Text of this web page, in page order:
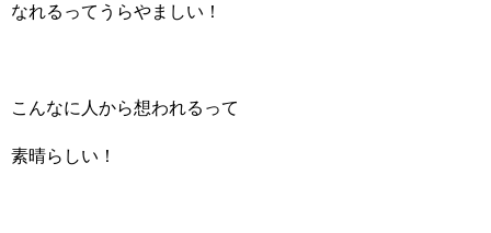
なれるってうらやましい！
こんなに人から想われるって
素晴らしい！